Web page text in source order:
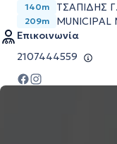
140m ΤΣΑΠΙΔΗΣ
209m
MUNICIPAL
Επικοινωνία
2107444559